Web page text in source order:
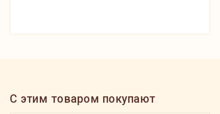
C этим товаром покупают